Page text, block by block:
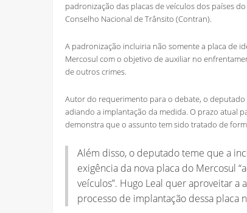
padronização das placas de veículos dos países do
Conselho Nacional de Trânsito (Contran).
A padronização incluiria não somente a placa de
Mercosul com o objetivo de auxiliar no
de outros crimes.
Autor do requerimento para o debate, o deputado
adiando a implantação da medida. O prazo atual
demonstra que o assunto tem sido tratado de
Além disso, o deputado teme que a
exigência da nova placa do Mercosul
veículos”. Hugo Leal quer aproveitar
processo de implantação dessa placa